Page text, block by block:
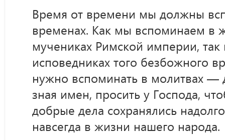
Время от времени мы должны
временах. Как мы вспоминаем в
мучениках Римской империи,
исповедниках того безбожного
нужно вспоминать в молитвах —
зная имен, просить у Господа,
добрые дела сохранялись
навсегда в жизни нашего народа.